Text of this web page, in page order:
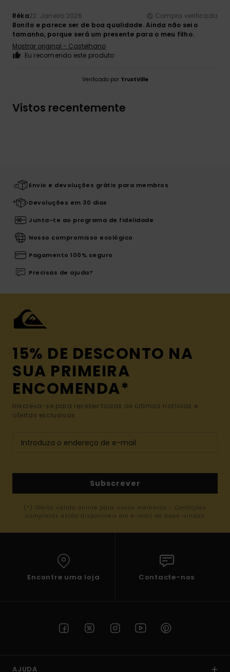
Réka22. Janeiro 2026
Compra verificada
Bonito e parece ser de boa qualidade. Ainda não sei o
tamanho, porque será um presente para o meu filho.
Mostrar original - Castelhano
Eu recomendo este produto
Verificado por TrustVille
Vistos recentemente
Envio e devoluções grátis para membros
Devoluções em 30 dias
Junta-te ao programa de fidelidade
Nosso compromisso ecológico
Pagamento 100% seguro
Precisas de ajuda?
15% DE DESCONTO NA
SUA PRIMEIRA
ENCOMENDA*
Inscreva-se para receber todas as últimas notícias e
ofertas exclusivas.
Subscrever
(*) Oferta válida online para novos membros - Condições
completas estão disponíveis em e-mail de boas-vindas
Encontre uma loja Contacte-nos
AJUDA